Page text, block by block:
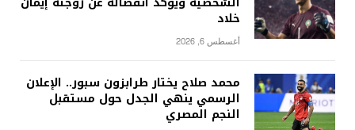
خلاد
أغسطس 6, 2026
محمد صلاح يختار طرابزون سبور.. الإعلان
الرسمي ينهي الجدل حول مستقبل
النجم المصري